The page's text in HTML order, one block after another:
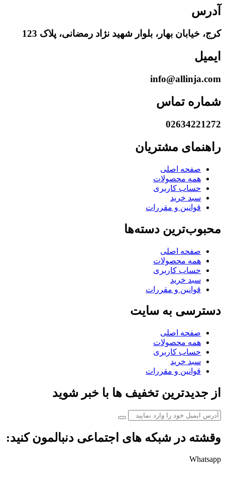
آدرس
کرج، خیابان بهار، بلوار شهید نژاد رمضانی، پلاک 123
ایمیل
info@allinja.com
شماره تماس
02634221272
راهنمای مشتریان
صفحه اصلی
همه محصولات
حساب کاربری
سبد خرید
قوانین و مقررات
محبوب‌ترین دسته‌ها
صفحه اصلی
همه محصولات
حساب کاربری
سبد خرید
قوانین و مقررات
دسترسی به سایت
صفحه اصلی
همه محصولات
حساب کاربری
سبد خرید
قوانین و مقررات
از جدیدترین تخفیف ها با خبر شوید
وقشته در شبکه های اجتماعی دنبالمون کنید:
Whatsapp